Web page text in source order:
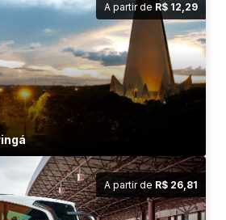
A partir de R$ 12,29
A partir de R$ 26,81